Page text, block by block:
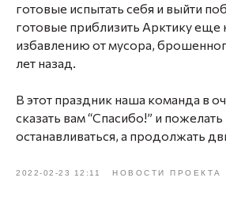
готовые испытать себя и выйти
готовые приблизить Арктику еще
избавлению от мусора,
лет назад.
В этот праздник наша команда в
сказать вам “Спасибо!” и пожелать
останавливаться, а продолжать
2022-02-23 12:11 НОВОСТИ ПРОЕКТА